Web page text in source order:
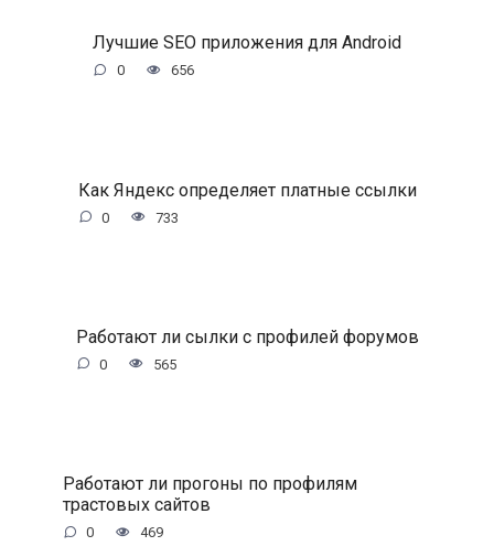
Лучшие SEO приложения для Android
0 656
Как Яндекс определяет платные ссылки
0 733
Работают ли сылки с профилей форумов
0 565
Работают ли прогоны по профилям
трастовых сайтов
0 469